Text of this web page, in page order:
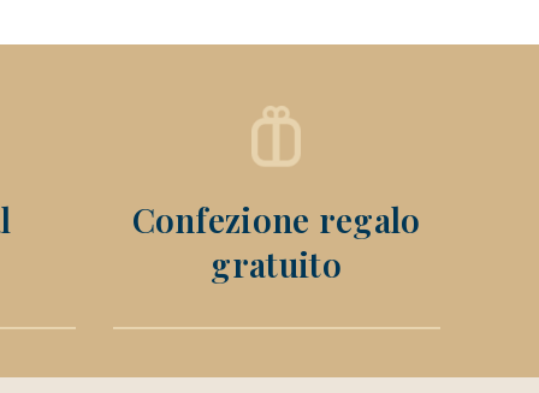
Confezione regalo
gratuito